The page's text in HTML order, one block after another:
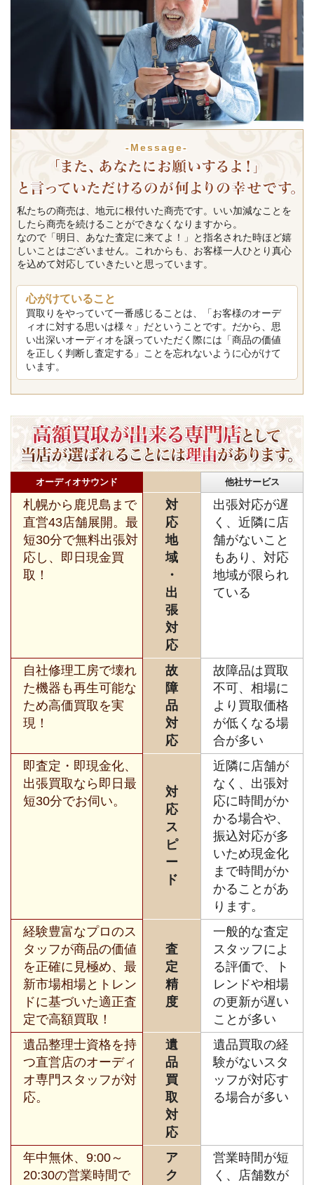
-Message-
私たちの商売は、地元に根付いた商売です。いい加減なことを
したら商売を続けることができなくなりますから。
なので「明日、あなた査定に来てよ！」と指名された時ほど嬉
しいことはございません。これからも、お客様一人ひとり真心
を込めて対応していきたいと思っています。
心がけていること
買取りをやっていて一番感じることは、「お客様のオーデ
ィオに対する思いは様々」だということです。だから、思
い出深いオーディオを譲っていただく際には「商品の価値
を正しく判断し査定する」ことを忘れないように心がけて
います。
オーディオサウンド 他社サービス
札幌から鹿児島まで
直営43店舗展開。最
短30分で無料出張対
応し、即日現金買
取！
対
応
地
域
・
出
張
対
応
出張対応が遅
く、近隣に店
舗がないこと
もあり、対応
地域が限られ
ている
自社修理工房で壊れ
た機器も再生可能な
ため高価買取を実
現！
故
障
品
対
応
故障品は買取
不可、相場に
より買取価格
が低くなる場
合が多い
即査定・即現金化、
出張買取なら即日最
短30分でお伺い。
対
応
ス
ピ
ー
ド
近隣に店舗が
なく、出張対
応に時間がか
かる場合や、
振込対応が多
いため現金化
まで時間がか
かることがあ
ります。
経験豊富なプロのス
タッフが商品の価値
を正確に見極め、最
新市場相場とトレン
ドに基づいた適正査
定で高額買取！
査
定
精
度
一般的な査定
スタッフによ
る評価で、ト
レンドや相場
の更新が遅い
ことが多い
遺品整理士資格を持
つ直営店のオーディ
オ専門スタッフが対
応。
遺
品
買
取
対
応
遺品買取の経
験がないスタ
ッフが対応す
る場合が多い
年中無休、9:00～
20:30の営業時間で
ア
ク
営業時間が短
く、店舗数が